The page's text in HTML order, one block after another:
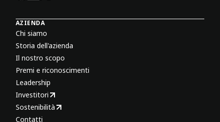
AZIENDA
Chi siamo
Storia dell'azienda
Il nostro scopo
Premi e riconoscimenti
Leadership
Investitori
Sostenibilità
Contatti